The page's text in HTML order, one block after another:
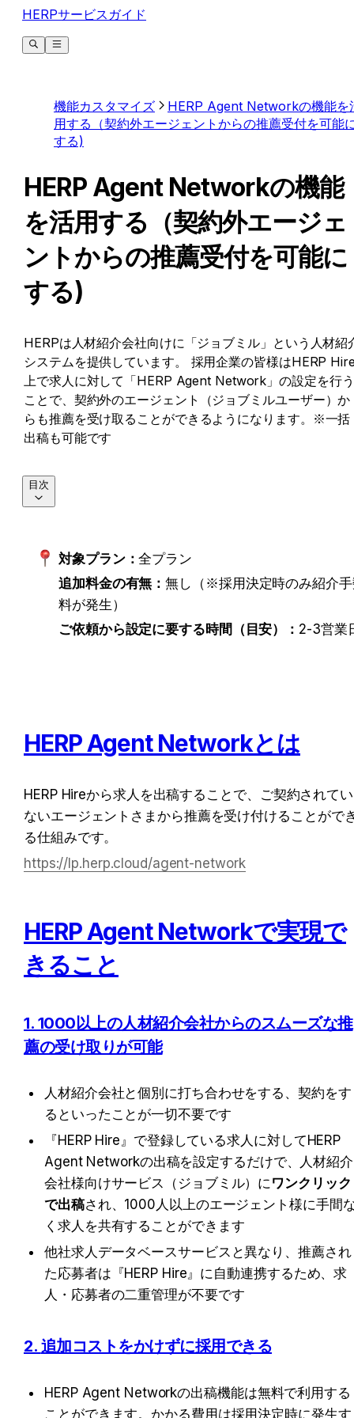
HERPサービスガイド
機能カスタマイズ
HERP Agent Networkの機能を
用する（契約外エージェントからの推薦受付を可能
する)
HERP Agent Networkの機能
を活用する（契約外エージェ
ントからの推薦受付を可能に
する)
HERPは人材紹介会社向けに「ジョブミル」という人材紹
システムを提供しています。 採用企業の皆様はHERP
上で求人に対して「HERP Agent Network」の設定を行う
ことで、契約外のエージェント（ジョブミルユーザー）か
らも推薦を受け取ることができるようになります。※一括
出稿も可能です
対象プラン：全プラン
追加料金の有無：無し（※採用決定時のみ紹介
料が発生）
ご依頼から設定に要する時間（目安）： 2-3営業
HERP Agent Networkとは
HERP Hireから求人を出稿することで、ご契約されてい
ないエージェントさまから推薦を受け付けることがで
る仕組みです。
https://lp.herp.cloud/agent-network
HERP Agent Networkで実現で
きること
1. 1000以上の人材紹介会社からのスムーズな推
薦の受け取りが可能
人材紹介会社と個別に打ち合わせをする、契約をす
るといったことが一切不要です
『HERP Hire』で登録している求人に対してHERP
Agent Networkの出稿を設定するだけで、人材紹介
会社様向けサービス（ジョブミル）にワンクリック
で出稿され、1000人以上のエージェント様に手間
く求人を共有することができます
他社求人データベースサービスと異なり、推薦され
た応募者は『HERP Hire』に自動連携するため、求
人・応募者の二重管理が不要です
2. 追加コストをかけずに採用できる
HERP Agent Networkの出稿機能は無料で利用する
ことができます。かかる費用は採用決定時に発生す
目次